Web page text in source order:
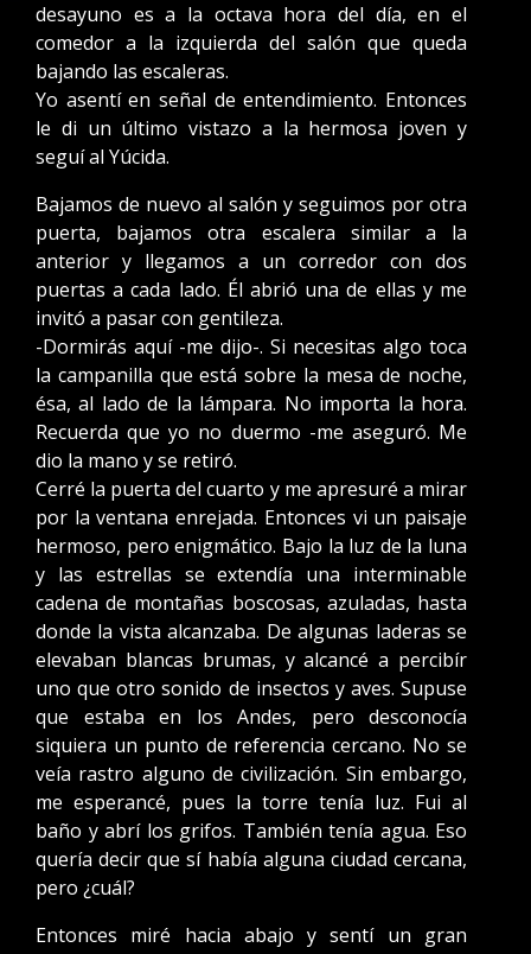
desayuno es a la octava hora del día, en el
comedor a la izquierda del salón que queda
bajando las escaleras.
Yo asentí en señal de entendimiento. Entonces
le di un último vistazo a la hermosa joven y
seguí al Yúcida.
Bajamos de nuevo al salón y seguimos por otra
puerta, bajamos otra escalera similar a la
anterior y llegamos a un corredor con dos
puertas a cada lado. Él abrió una de ellas y me
invitó a pasar con gentileza.
-Dormirás aquí -me dijo-. Si necesitas algo toca
la campanilla que está sobre la mesa de noche,
ésa, al lado de la lámpara. No importa la hora.
Recuerda que yo no duermo -me aseguró. Me
dio la mano y se retiró.
Cerré la puerta del cuarto y me apresuré a mirar
por la ventana enrejada. Entonces vi un paisaje
hermoso, pero enigmático. Bajo la luz de la luna
y las estrellas se extendía una interminable
cadena de montañas boscosas, azuladas, hasta
donde la vista alcanzaba. De algunas laderas se
elevaban blancas brumas, y alcancé a percibír
uno que otro sonido de insectos y aves. Supuse
que estaba en los Andes, pero desconocía
siquiera un punto de referencia cercano. No se
veía rastro alguno de civilización. Sin embargo,
me esperancé, pues la torre tenía luz. Fui al
baño y abrí los grifos. También tenía agua. Eso
quería decir que sí había alguna ciudad cercana,
pero ¿cuál?
Entonces miré hacia abajo y sentí un gran